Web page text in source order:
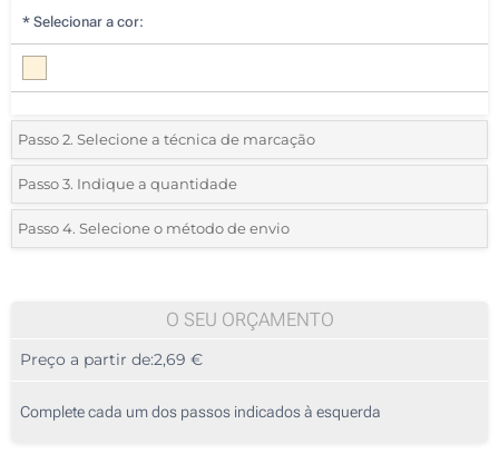
* Selecionar a cor:
Passo 2. Selecione a técnica de marcação
*Selecione o tipo de marcação e as cores do logotipo:
1 Cor (Num lado)
Passo 3. Indique a quantidade
*Quantidade mínima:25
50
125
Passo 4. Selecione o método de envio
O SEU ORÇAMENTO
Preço a partir de:2,69 €
Complete cada um dos passos indicados à esquerda